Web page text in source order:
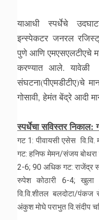
याआधी स्पर्धेचे
इन्स्पेकटर जनरल
पुणे आणि एमएसएलटीएचे
करण्यात आले. यावेळी
संघटना(पीएमडीटीए)चे
गोसावी, हेमंत बेंद्रे आदी
स्पर्धेचा सविस्तर
गट 1: पीवायसी एसेस
गट: हनिफ मेमन/संजय बोथरा
2-6; 90 अधिक गट: राजेंद्र
रुपेश कोठारी 6-4; खुला
वि.वि.शीतल बलदोटा/
अंकुश मोघे पराभुत वि.संदीप